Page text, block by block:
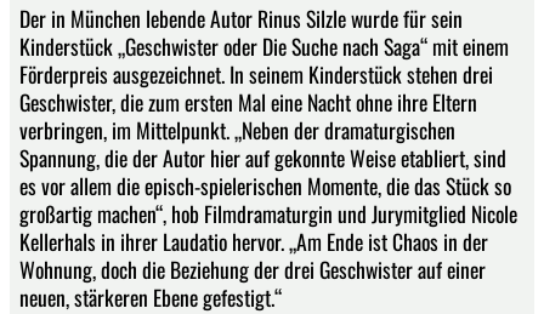
Der in München lebende Autor Rinus Silzle wurde für sein
Kinderstück „Geschwister oder Die Suche nach Saga“ mit einem
Förderpreis ausgezeichnet. In seinem Kinderstück stehen drei
Geschwister, die zum ersten Mal eine Nacht ohne ihre Eltern
verbringen, im Mittelpunkt. „Neben der dramaturgischen
Spannung, die der Autor hier auf gekonnte Weise etabliert, sind
es vor allem die episch-spielerischen Momente, die das Stück so
großartig machen“, hob Filmdramaturgin und Jurymitglied Nicole
Kellerhals in ihrer Laudatio hervor. „Am Ende ist Chaos in der
Wohnung, doch die Beziehung der drei Geschwister auf einer
neuen, stärkeren Ebene gefestigt.“